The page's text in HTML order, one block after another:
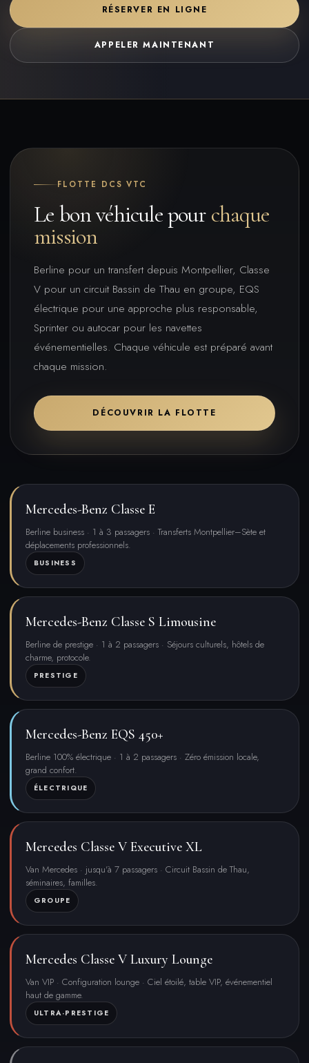
RÉSERVER EN LIGNE
APPELER MAINTENANT
FLOTTE DCS VTC
Le bon véhicule pour chaque
mission
Berline pour un transfert depuis Montpellier, Classe
V pour un circuit Bassin de Thau en groupe, EQS
électrique pour une approche plus responsable,
Sprinter ou autocar pour les navettes
événementielles. Chaque véhicule est préparé avant
chaque mission.
DÉCOUVRIR LA FLOTTE
Mercedes-Benz Classe E
Berline business · 1 à 3 passagers · Transferts Montpellier–Sète et
déplacements professionnels.
BUSINESS
Mercedes-Benz Classe S Limousine
Berline de prestige · 1 à 2 passagers · Séjours culturels, hôtels de
charme, protocole.
PRESTIGE
Mercedes-Benz EQS 450+
Berline 100% électrique · 1 à 2 passagers · Zéro émission locale,
grand confort.
ÉLECTRIQUE
Mercedes Classe V Executive XL
Van Mercedes · jusqu'à 7 passagers · Circuit Bassin de Thau,
séminaires, familles.
GROUPE
Mercedes Classe V Luxury Lounge
Van VIP · Configuration lounge · Ciel étoilé, table VIP, événementiel
haut de gamme.
ULTRA-PRESTIGE